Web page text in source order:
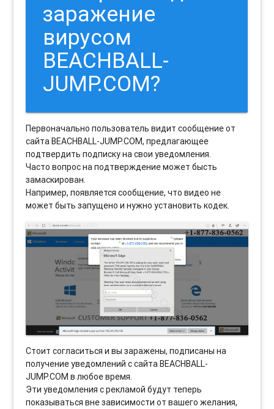
заражение
вирусом
BEACHBALL-
JUMP.COM?
Первоначально пользователь видит сообщение от
сайта BEACHBALL-JUMP.COM, предлагающее
подтвердить подписку на свои уведомления.
Часто вопрос на подтверждение может бысть
замаскирован.
Например, появляется сообщение, что видео не
может быть запущено и нужно установить кодек.
Стоит согласиться и вы заражены, подписаны на
получение уведомлений с сайта BEACHBALL-
JUMP.COM в любое время.
Эти уведомления с рекламой будут теперь
показываться вне зависимости от вашего желания,